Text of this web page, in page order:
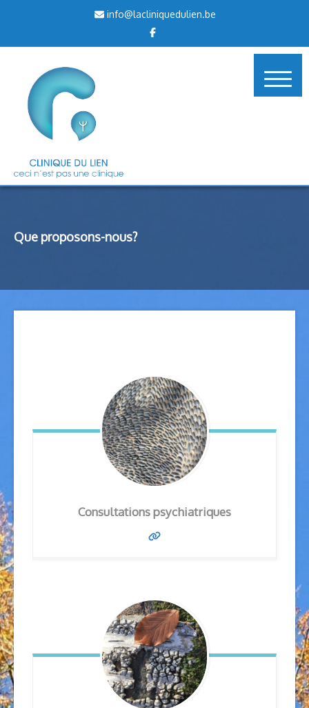
info@lacliniquedulien.be
Que proposons-nous?
Consultations psychiatriques